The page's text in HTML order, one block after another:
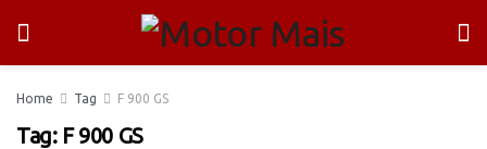
Home Tag F 900 GS
Tag: F 900 GS